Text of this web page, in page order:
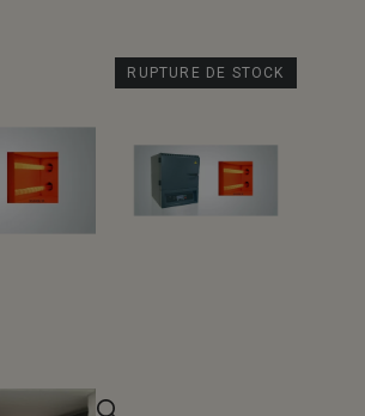
RUPTURE DE STOCK